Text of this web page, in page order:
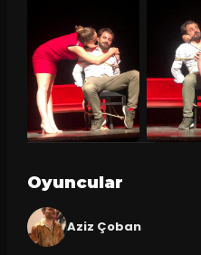
Oyuncular
Aziz Çoban